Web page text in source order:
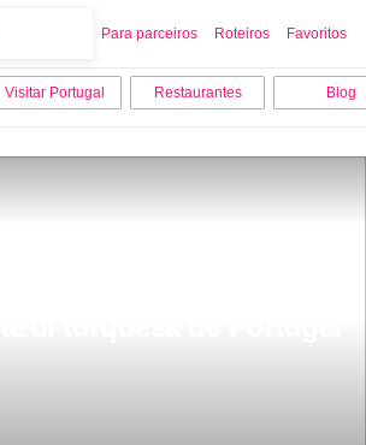
Para parceiros Roteiros Favoritos
Visitar Portugal Restaurantes Blog